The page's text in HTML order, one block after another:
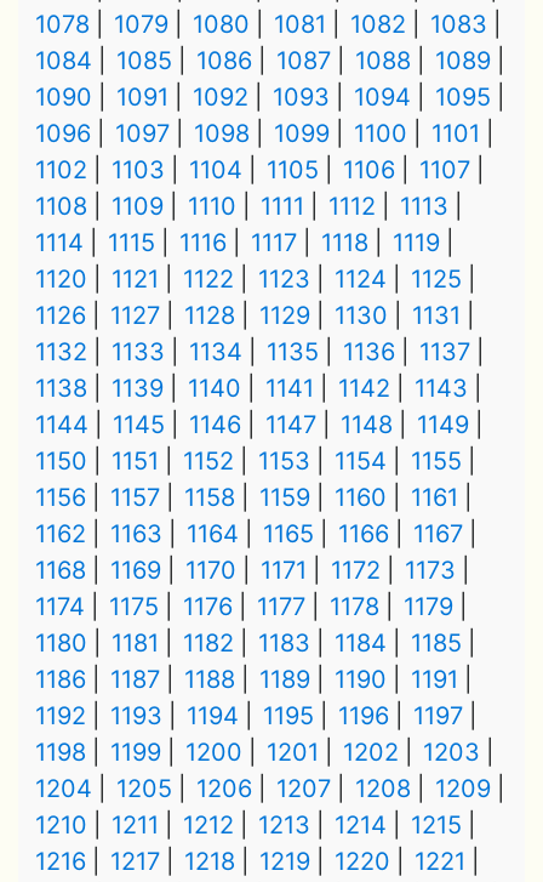
1078
1079 1080 1081 1082
1083
1084
1085 1086 1087 1088
1089
1090
1091 1092 1093 1094
1095
1096
1097 1098 1099 1100
1101
1102
1103 1104 1105 1106
1107
1108
1109 1110 1111 1112
1113
1114
1115 1116 1117 1118
1119
1120
1121 1122 1123 1124
1125
1126
1127 1128 1129 1130
1131
1132
1133 1134 1135 1136
1137
1138
1139 1140 1141 1142
1143
1144
1145 1146 1147 1148
1149
1150
1151 1152 1153 1154
1155
1156
1157 1158 1159 1160
1161
1162
1163 1164 1165 1166
1167
1168
1169 1170 1171 1172
1173
1174
1175 1176 1177 1178
1179
1180
1181 1182 1183 1184
1185
1186
1187 1188 1189 1190
1191
1192
1193 1194 1195 1196
1197
1198
1199 1200 1201 1202
1203
1204
1205 1206 1207 1208
1209
1210
1211 1212 1213 1214
1215
1216
1217 1218 1219 1220
1221